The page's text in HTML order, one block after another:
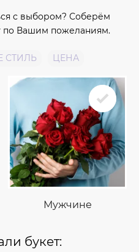
с выбором? Соберём
по Вашим пожеланиям.
СТИЛЬ ЦЕНА
Мужчине
букет: